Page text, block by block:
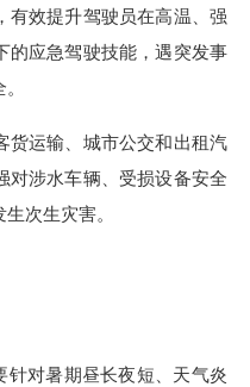
有效提升驾驶员在高温、强
的应急驾驶技能，遇突发事
货运输、城市公交和出租汽
对涉水车辆、受损设备安全
次生灾害。
针对暑期昼长夜短、天气炎